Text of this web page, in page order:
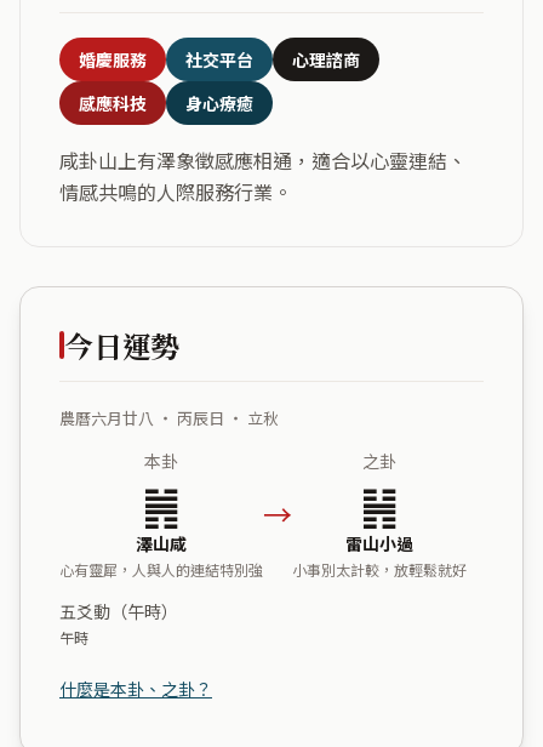
婚慶服務 社交平台
心理諮商
感應科技
身心療癒
咸卦山上有澤象徵感應相通，適合以心靈連結、
情感共鳴的人際服務行業。
今日運勢
農曆六月廿八 ・ 丙辰日 ・ 立秋
本卦
䷞
澤山咸
心有靈犀，人與人的連結特別強
→
之卦
䷽
雷山小過
小事別太計較，放輕鬆就好
五爻動（午時）
午時
什麼是本卦、之卦？